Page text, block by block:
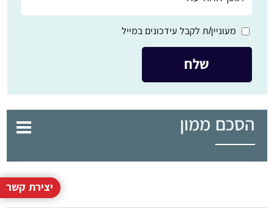
מעוניין/ת לקבל עידכונים במייל
הסכם ממון
יצירת קשר